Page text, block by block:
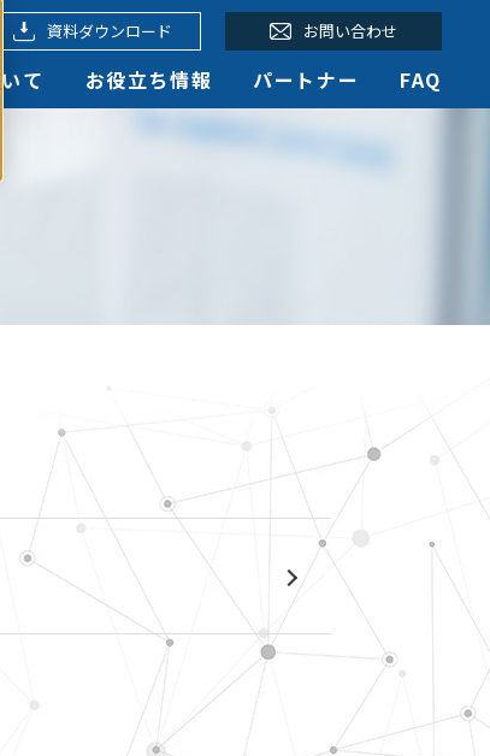
資料ダウンロード
て お役立ち情報 パートナー FAQ
お問い合わせ